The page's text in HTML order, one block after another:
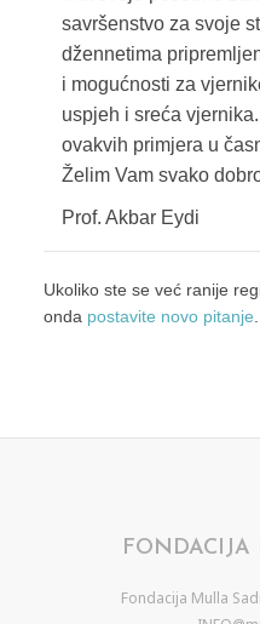
savršenstvo za svoje
džennetima
i mogućnosti za
uspjeh i sreća
ovakvih primjera u
Želim Vam svako
Prof. Akbar Eydi
Ukoliko ste se već ranije
onda postavite novo pitanje.
FONDACIJA
Fondacija Mulla